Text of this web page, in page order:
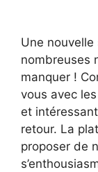
Une
nombreuses
manquer !
vous avec
et
retour. La
proposer de